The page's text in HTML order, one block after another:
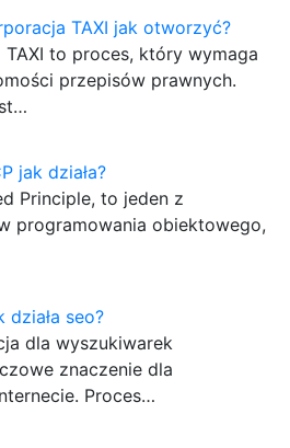
TAXI jak otworzyć?
to proces, który wymaga
przepisów prawnych.
jak działa?
Principle, to jeden z
programowania obiektowego,
działa seo?
dla wyszukiwarek
znaczenie dla
Proces…